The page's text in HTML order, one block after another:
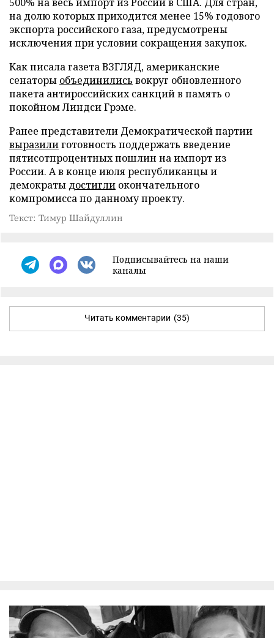
на долю которых приходится менее 15% годового
экспорта российского газа, предусмотрены
исключения при условии сокращения закупок.
Как писала газета ВЗГЛЯД, американские
сенаторы объединились вокруг обновленного
пакета антироссийских санкций в память о
покойном Линдси Грэме.
Ранее представители Демократической партии
выразилиготовность поддержать введение
пятисотпроцентных пошлин на импорт из
России. А в конце июля республиканцы и
демократы достигли окончательного
компромисса по данному проекту.
Текст: Тимур Шайдуллин
Подписывайтесь на наши
каналы
Читать комментарии (35)